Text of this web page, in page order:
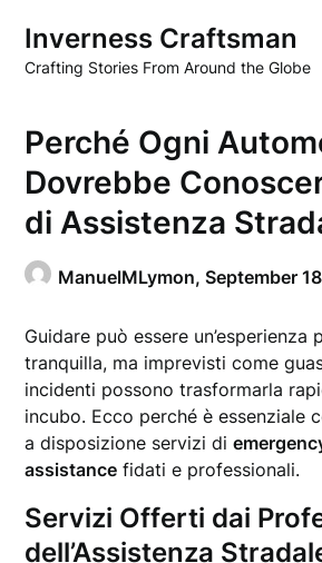
content
Inverness Craftsman
Crafting Stories From Around the Globe
Perché Ogni
Dovrebbe
di Assistenza
ManuelMLymon,September
Guidare può essere un’esperienza
tranquilla, ma imprevisti come
incidenti possono trasformarla
incubo. Ecco perché è essenziale
a disposizione servizi di
assistance fidati e professionali.
Servizi Offerti dai
dell’Assistenza